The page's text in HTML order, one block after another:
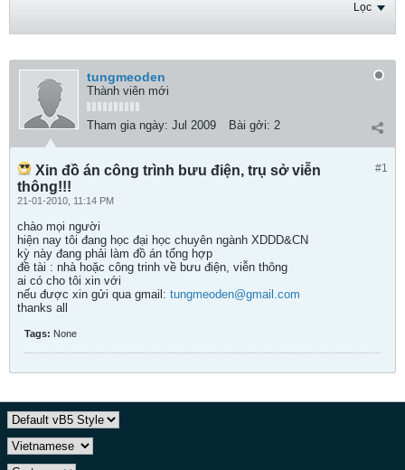
Lọc
tungmeoden
Thành viên mới
Tham gia ngày: Jul 2009 Bài gởi: 2
#1
Xin đồ án công trình bưu điện, trụ sở viễn
thông!!!
21-01-2010, 11:14 PM
chào mọi người
hiện nay tôi đang học đại học chuyên ngành XDDD&CN
kỳ này đang phải làm đồ án tổng hợp
đề tài : nhà hoặc công trinh về bưu điện, viễn thông
ai có cho tôi xin với
nếu được xin gửi qua gmail: tungmeoden@gmail.com
thanks all
Tags: None